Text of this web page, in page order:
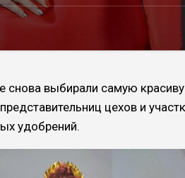
снова выбирали самую
цехов и
удобрений.